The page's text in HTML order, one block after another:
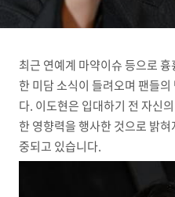
최근 연예계 마약이슈 등으로
한 미담 소식이 들려오며 팬들
다. 이도현은 입대하기 전 자신
한 영향력을 행사한 것으로 밝
중되고 있습니다.